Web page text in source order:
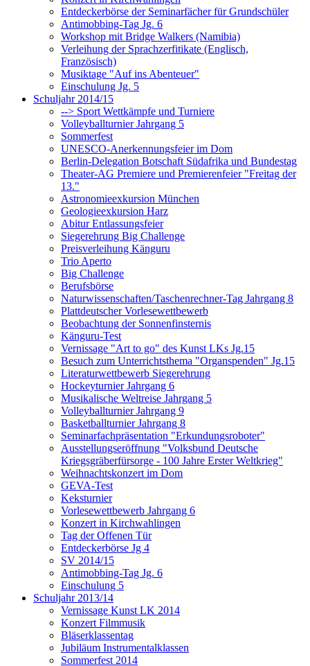
Entdeckerbörse der Seminarfächer für Grundschüler
Antimobbing-Tag Jg. 6
Workshop mit Bridge Walkers (Namibia)
Verleihung der Sprachzerfitikate (Englisch,
Französisch)
Musiktage "Auf ins Abenteuer"
Einschulung Jg. 5
Schuljahr 2014/15
--> Sport Wettkämpfe und Turniere
Volleyballturnier Jahrgang 5
Sommerfest
UNESCO-Anerkennungsfeier im Dom
Berlin-Delegation Botschaft Südafrika und Bundestag
Theater-AG Premiere und Premierenfeier "Freitag der
13."
Astronomieexkursion München
Geologieexkursion Harz
Abitur Entlassungsfeier
Siegerehrung Big Challenge
Preisverleihung Känguru
Trio Aperto
Big Challenge
Berufsbörse
Naturwissenschaften/Taschenrechner-Tag Jahrgang 8
Plattdeutscher Vorlesewettbewerb
Beobachtung der Sonnenfinsternis
Känguru-Test
Vernissage "Art to go" des Kunst LKs Jg.15
Besuch zum Unterrichtsthema "Organspenden" Jg.15
Literaturwettbewerb Siegerehrung
Hockeyturnier Jahrgang 6
Musikalische Weltreise Jahrgang 5
Volleyballturnier Jahrgang 9
Basketballturnier Jahrgang 8
Seminarfachpräsentation "Erkundungsroboter"
Ausstellungseröffnung "Volksbund Deutsche
Kriegsgräberfürsorge - 100 Jahre Erster Weltkrieg"
Weihnachtskonzert im Dom
GEVA-Test
Keksturnier
Vorlesewettbewerb Jahrgang 6
Konzert in Kirchwahlingen
Tag der Offenen Tür
Entdeckerbörse Jg 4
SV 2014/15
Antimobbing-Tag Jg. 6
Einschulung 5
Schuljahr 2013/14
Vernissage Kunst LK 2014
Konzert Filmmusik
Bläserklassentag
Jubiläum Instrumentalklassen
Sommerfest 2014